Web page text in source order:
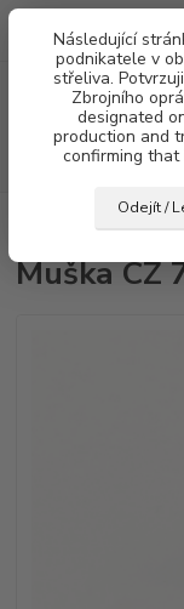
Následující
podnikatele v
střeliva.
Zbrojního
designated
production and
confirming
Odejít /
Muška CZ